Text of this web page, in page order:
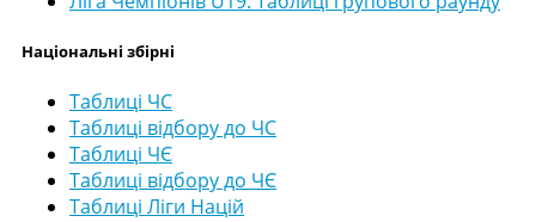
Національні збірні
Таблиці ЧС
Таблиці відбору до ЧС
Таблиці ЧЄ
Таблиці відбору до ЧЄ
Таблиці Ліги Націй